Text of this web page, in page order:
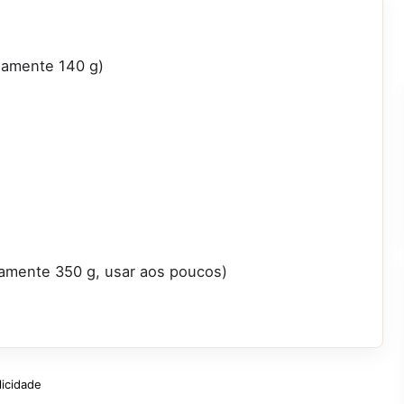
140 g)
350 g, usar aos poucos)